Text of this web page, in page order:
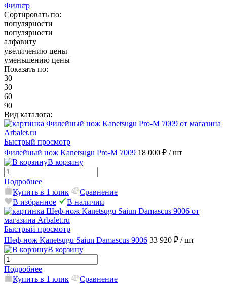
Фильтр
Сортировать по:
популярности
популярности
алфавиту
увеличению цены
уменьшению цены
Показать по:
30
30
60
90
Вид каталога:
Быстрый просмотр
Филейный нож Kanetsugu Pro-M 7009 18 000 ₽ / шт
В корзину
Подробнее
Купить в 1 клик
Сравнение
В избранное
В наличии
Быстрый просмотр
Шеф-нож Kanetsugu Saiun Damascus 9006 33 920 ₽ / шт
В корзину
Подробнее
Купить в 1 клик
Сравнение